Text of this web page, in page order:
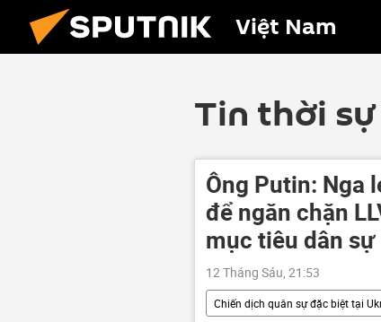
Việt Nam
Tin thời
Ông Putin: Nga
để ngăn chặn
mục tiêu dân sự
12 Tháng Sáu, 21:53
Chiến dịch quân sự đặc biệt tại